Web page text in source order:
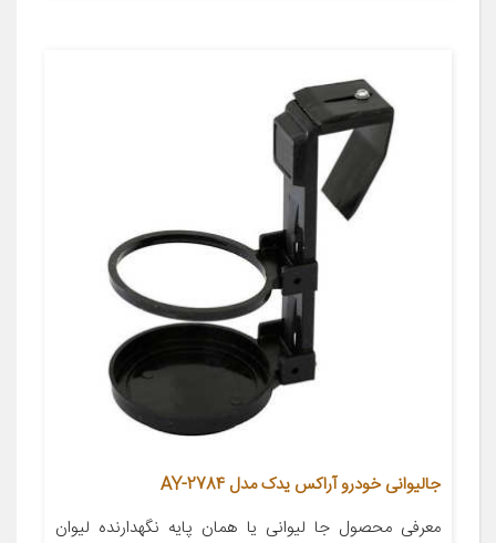
جالیوانی خودرو آراکس یدک مدل AY-2784
معرفی محصول جا لیوانی یا همان پایه نگهدارنده لیوان